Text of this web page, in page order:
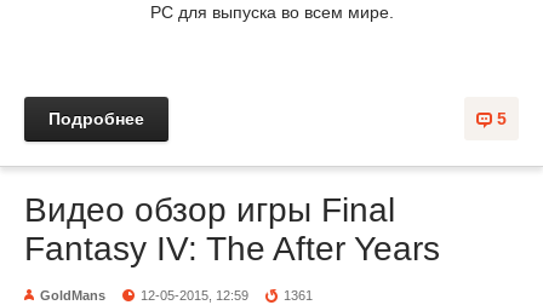
PC для выпуска во всем мире.
5
Подробнее
Видео обзор игры Final
Fantasy IV: The After Years
GoldMans 12-05-2015, 12:59 1361